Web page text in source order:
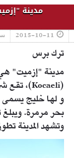
مدينة
2015-10-11
ترك برس
مدينة "إزميت"
و لها خليج يسمى
وتشهد المدينة